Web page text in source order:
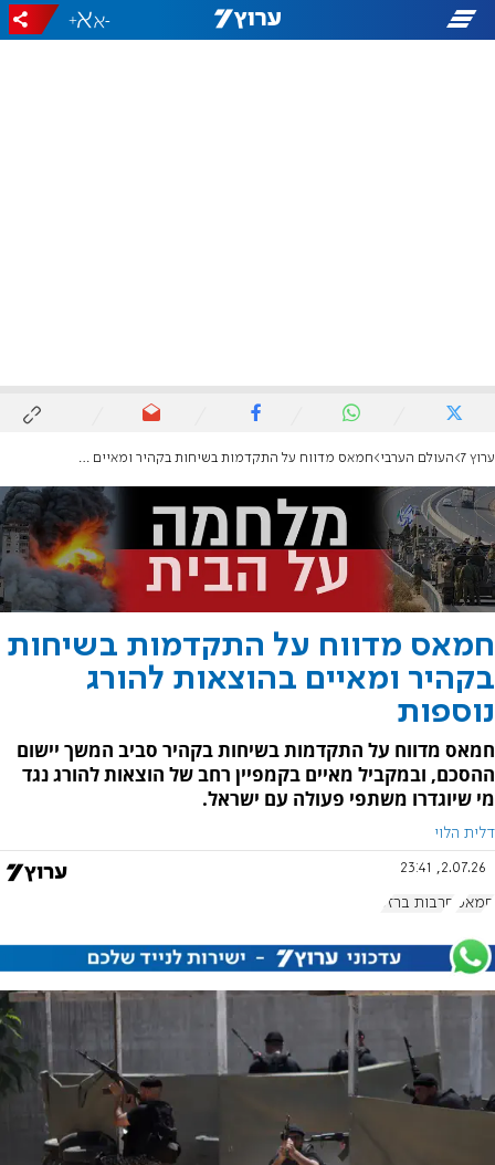
-
+
ערוץ 7 העולם הערבי חמאס מדווח על התקדמות בשיחות בקהיר ומאיים בהוצאות להורג נוספות
חמאס מדווח על התקדמות בשיחות
בקהיר ומאיים בהוצאות להורג
נוספות
חמאס מדווח על התקדמות בשיחות בקהיר סביב המשך יישום
ההסכם, ובמקביל מאיים בקמפיין רחב של הוצאות להורג נגד
מי שיוגדרו משתפי פעולה עם ישראל.
דלית הלוי
2.07.26, 23:41
חמאס חרבות ברזל